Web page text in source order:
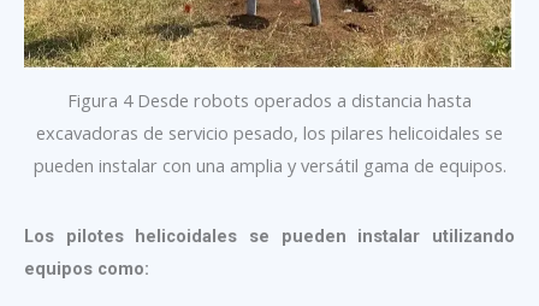
Figura 4 Desde robots operados a distancia hasta
excavadoras de servicio pesado, los pilares helicoidales se
pueden instalar con una amplia y versátil gama de equipos.
Los pilotes helicoidales se pueden instalar utilizando
equipos como: